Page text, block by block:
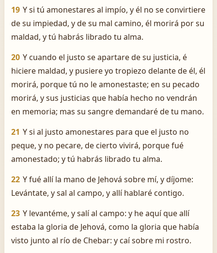
19 Y si tú amonestares al impío, y él no se convirtiere
de su impiedad, y de su mal camino, él morirá por su
maldad, y tú habrás librado tu alma.
20 Y cuando el justo se apartare de su justicia, é
hiciere maldad, y pusiere yo tropiezo delante de él, él
morirá, porque tú no le amonestaste; en su pecado
morirá, y sus justicias que había hecho no vendrán
en memoria; mas su sangre demandaré de tu mano.
21 Y si al justo amonestares para que el justo no
peque, y no pecare, de cierto vivirá, porque fué
amonestado; y tú habrás librado tu alma.
22 Y fué allí la mano de Jehová sobre mí, y díjome:
Levántate, y sal al campo, y allí hablaré contigo.
23 Y levantéme, y salí al campo: y he aquí que allí
estaba la gloria de Jehová, como la gloria que había
visto junto al río de Chebar: y caí sobre mi rostro.